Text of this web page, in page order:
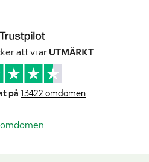
att vi är UTMÄRKT
på 13422 omdömen
omdömen